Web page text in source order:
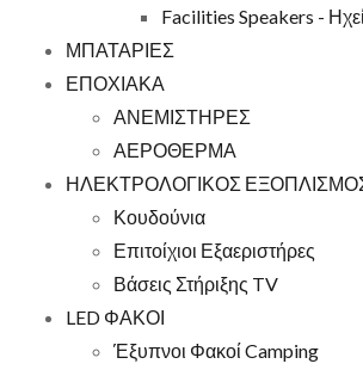
Facilities Speakers -
ΜΠΑΤΑΡΙΕΣ
ΕΠΟΧΙΑΚΑ
ΑΝΕΜΙΣΤΗΡΕΣ
ΑΕΡΟΘΕΡΜΑ
ΗΛΕΚΤΡΟΛΟΓΙΚΟΣ
Κουδούνια
Επιτοίχιοι Εξαεριστήρες
Βάσεις Στήριξης TV
LED ΦΑΚΟΙ
Έξυπνοι Φακοί Camping